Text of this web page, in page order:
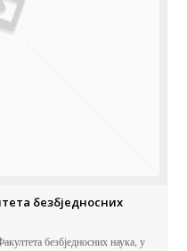
безбједносних
безбједносних наука, у